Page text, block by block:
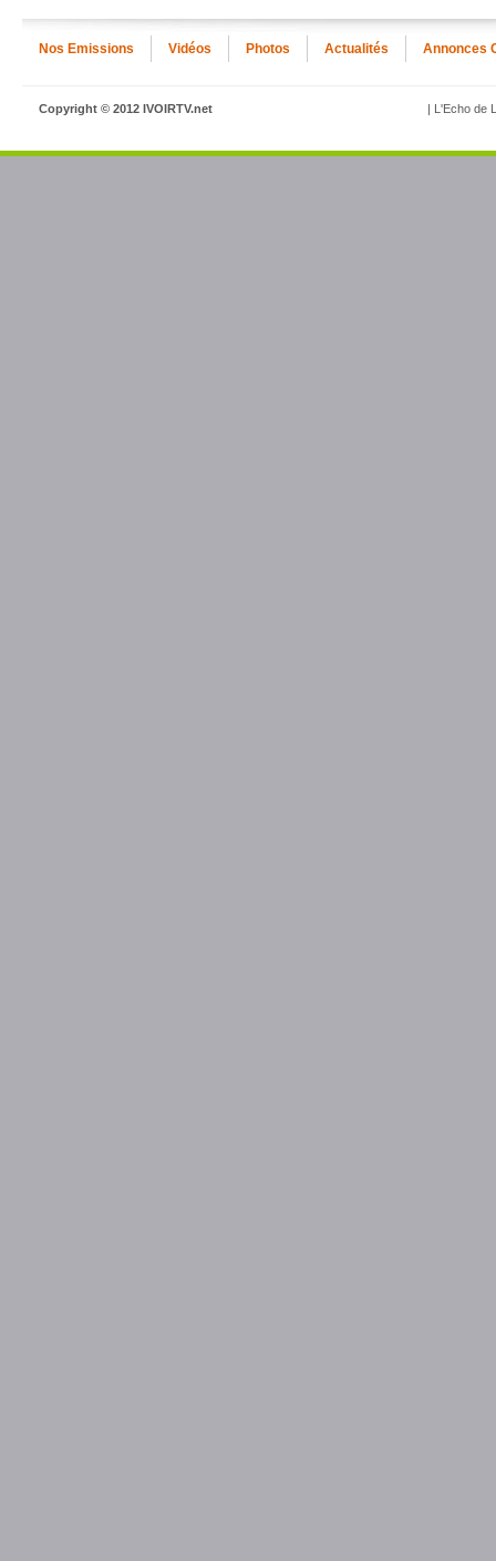
Nos Emissions Vidéos Photos Actualités Annonces
Copyright © 2012 IVOIRTV.net | L'Echo de